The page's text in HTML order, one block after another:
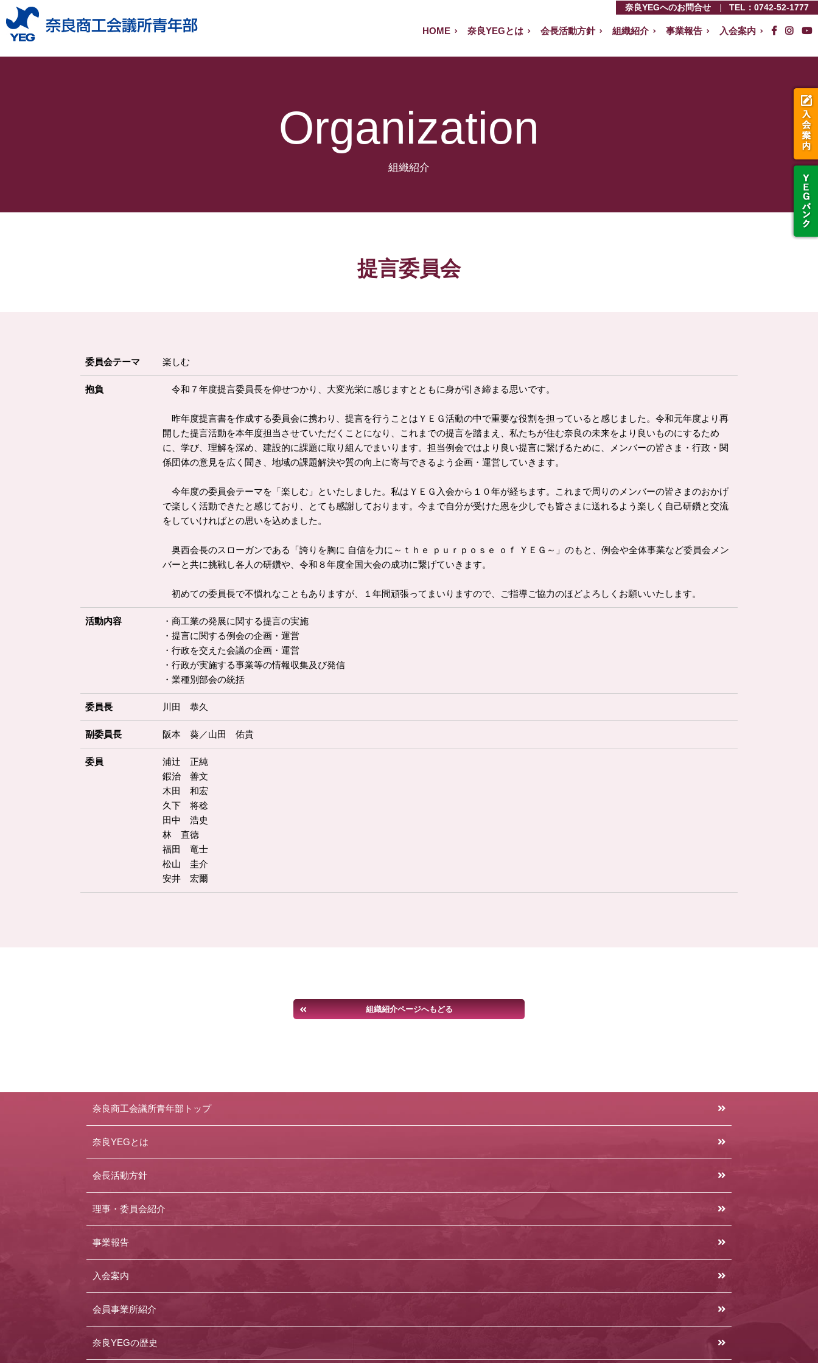
奈良YEGへのお問合せ TEL： 0742-52-1777
HOME 奈良YEGとは 会長活動方針 組織紹介 事業報告 入会案内
Organization
提言委員会
委員会テーマ 楽しむ
抱負 令和７年度提言委員長を仰せつかり、大変光栄に感じますとともに身が引き締まる思いです。
昨年度提言書を作成する委員会に携わり、提言を行うことはＹＥＧ活動の中で重要な役割を担っていると感じました。令和元年度より再
開した提言活動を本年度担当させていただくことになり、これまでの提言を踏まえ、私たちが住む奈良の未来をより良いものにするため
に、学び、理解を深め、建設的に課題に取り組んでまいります。担当例会ではより良い提言に繋げるために、メンバーの皆さま・行政・関
係団体の意見を広く聞き、地域の課題解決や質の向上に寄与できるよう企画・運営していきます。
今年度の委員会テーマを「楽しむ」といたしました。私はＹＥＧ入会から１０年が経ちます。これまで周りのメンバーの皆さまのおかげ
で楽しく活動できたと感じており、とても感謝しております。今まで自分が受けた恩を少しでも皆さまに送れるよう楽しく自己研鑽と交流
をしていければとの思いを込めました。
奥西会長のスローガンである「誇りを胸に 自信を力に～ｔｈｅ ｐｕｒｐｏｓｅ ｏｆ ＹＥＧ～」のもと、例会や全体事業など委員会メン
バーと共に挑戦し各人の研鑽や、令和８年度全国大会の成功に繋げていきます。
初めての委員長で不慣れなこともありますが、１年間頑張ってまいりますので、ご指導ご協力のほどよろしくお願いいたします。
活動内容
・商工業の発展に関する提言の実施
・提言に関する例会の企画・運営
・行政を交えた会議の企画・運営
・行政が実施する事業等の情報収集及び発信
・業種別部会の統括
委員長 川田 恭久
副委員長 阪本 葵／山田 佑貴
委員
浦辻 正純
鍜治 善文
木田 和宏
久下 将稔
田中 浩史
林 直徳
福田 竜士
松山 圭介
安井 宏爾
組織紹介ページへもどる
奈良商工会議所青年部トップ
奈良YEGとは
会長活動方針
理事・委員会紹介
事業報告
入会案内
会員事業所紹介
奈良YEGの歴史